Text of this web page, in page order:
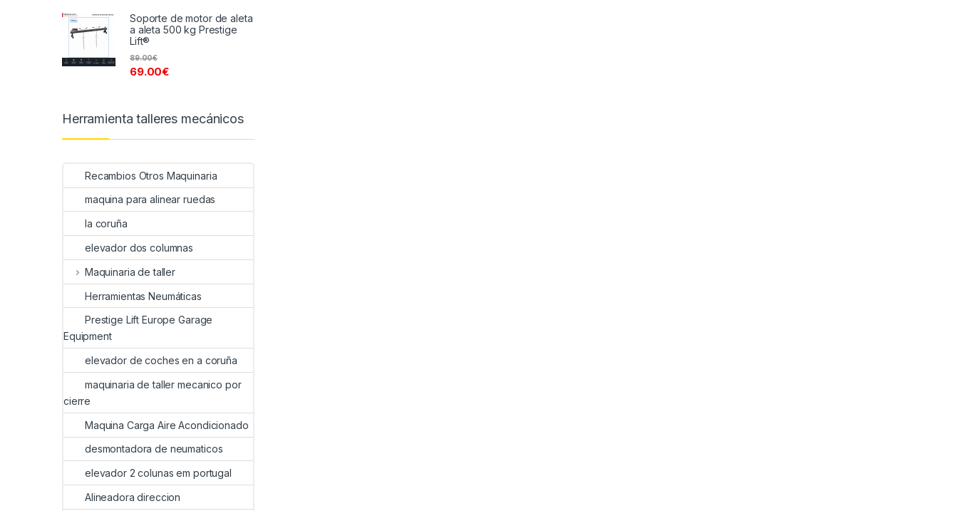
Soporte de motor de aleta
a aleta 500 kg Prestige
Lift®
69.00€
89.00€
Herramienta talleres mecánicos
Recambios Otros Maquinaria
maquina para alinear ruedas
la coruña
elevador dos columnas
Maquinaria de taller
Herramientas Neumáticas
Prestige Lift Europe Garage
Equipment
elevador de coches en a coruña
maquinaria de taller mecanico por
cierre
Maquina Carga Aire Acondicionado
desmontadora de neumaticos
elevador 2 colunas em portugal
Alineadora direccion